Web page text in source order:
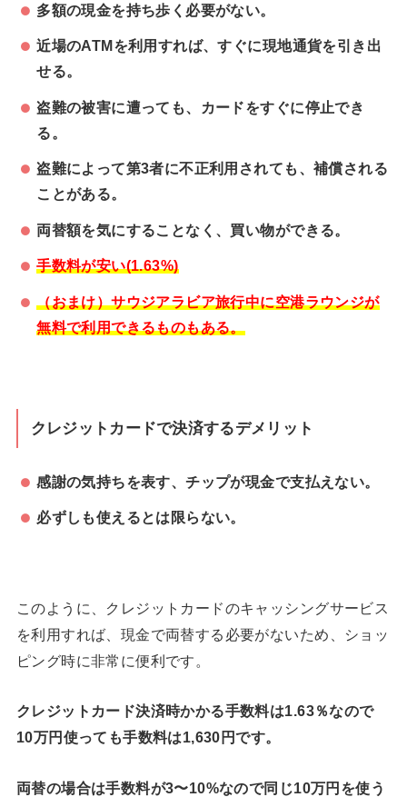
多額の現金を持ち歩く必要がない。
近場のATMを利用すれば、すぐに現地通貨を引き出
せる。
盗難の被害に遭っても、カードをすぐに停止でき
る。
盗難によって第3者に不正利用されても、補償される
ことがある。
両替額を気にすることなく、買い物ができる。
手数料が安い(1.63%)
（おまけ）サウジアラビア旅行中に空港ラウンジが
無料で利用できるものもある。
クレジットカードで決済するデメリット
感謝の気持ちを表す、チップが現金で支払えない。
必ずしも使えるとは限らない。
このように、クレジットカードのキャッシングサービス
を利用すれば、現金で両替する必要がないため、ショッ
ピング時に非常に便利です。
クレジットカード決済時かかる手数料は1.63％なので
10万円使っても手数料は1,630円です。
両替の場合は手数料が3〜10%なので同じ10万円を使う